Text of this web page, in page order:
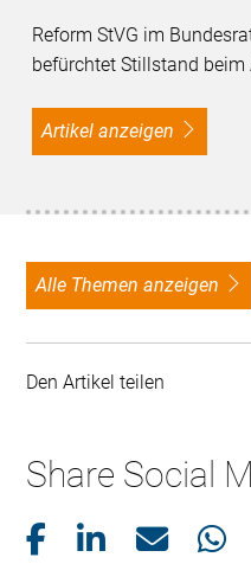
Reform StVG im
befürchtet Stillstand beim
Artikel anzeigen
alle Themen anzeigen
Den Artikel teilen
Share Social